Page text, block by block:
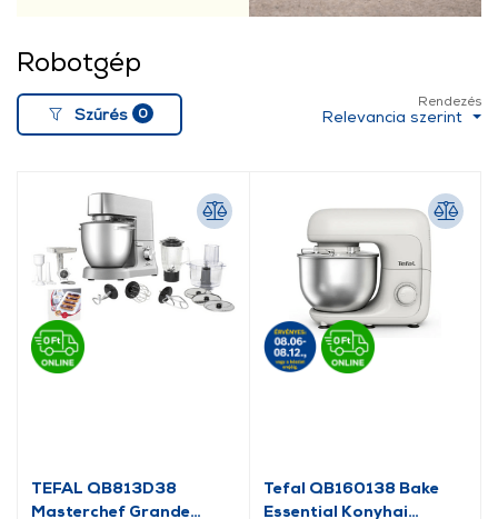
Robotgép
Szűrés 0
Rendezés
Relevancia szerint
TEFAL QB813D38
Masterchef Grande
Tefal QB160138 Bake
Essential Konyhai